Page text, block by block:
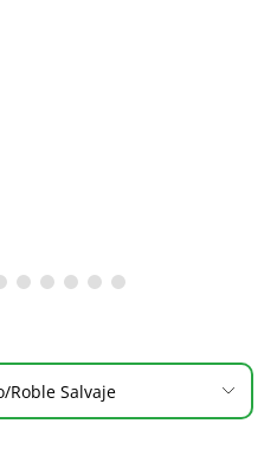
Roble Salvaje